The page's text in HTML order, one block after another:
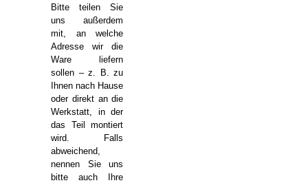
Bitte teilen Sie
uns außerdem
mit, an welche
Adresse wir die
Ware liefern
sollen – z. B. zu
Ihnen nach Hause
oder direkt an die
Werkstatt, in der
das Teil montiert
wird. Falls
abweichend,
nennen Sie uns
bitte auch Ihre